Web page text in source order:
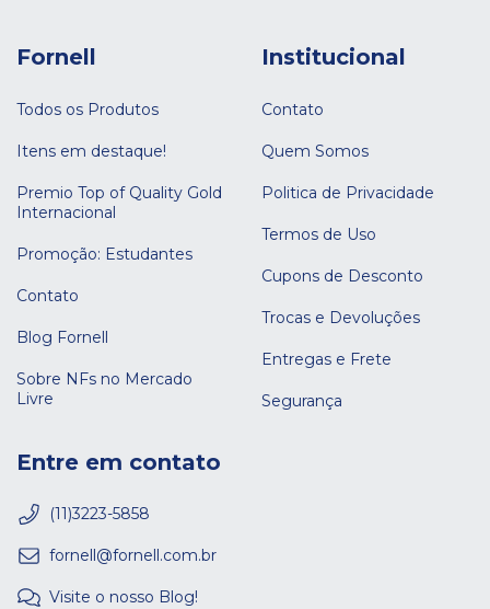
Fornell
Todos os Produtos
Itens em destaque!
Premio Top of Quality Gold
Internacional
Promoção: Estudantes
Contato
Blog Fornell
Sobre NFs no Mercado
Livre
Institucional
Contato
Quem Somos
Politica de Privacidade
Termos de Uso
Cupons de Desconto
Trocas e Devoluções
Entregas e Frete
Segurança
Entre em contato
(11)3223-5858
fornell@fornell.com.br
Visite o nosso Blog!